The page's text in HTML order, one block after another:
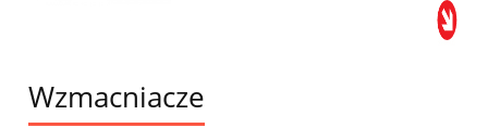
Wzmacniacze